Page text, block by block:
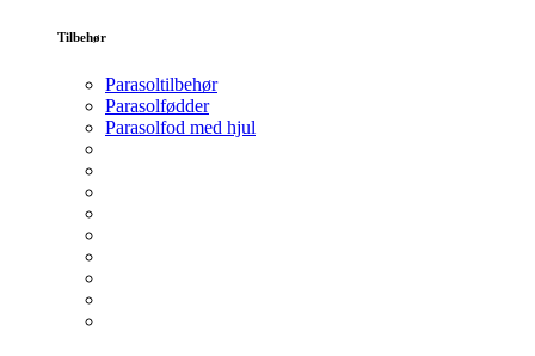
Tilbehør
Parasoltilbehør
Parasolfødder
Parasolfod med hjul